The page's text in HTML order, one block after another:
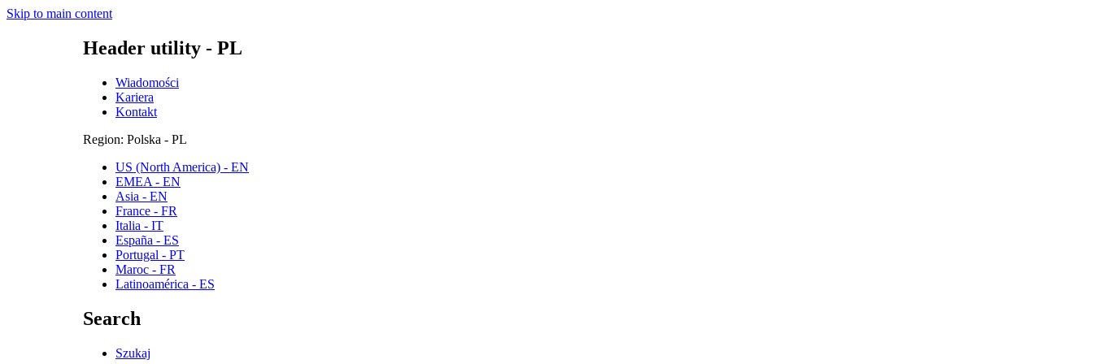
Skip to main content
Header utility - PL
Wiadomości
Kariera
Kontakt
Region: Polska - PL
US (North America) - EN
EMEA - EN
Asia - EN
France - FR
Italia - IT
España - ES
Portugal - PT
Maroc - FR
Latinoamérica - ES
Search
Szukaj